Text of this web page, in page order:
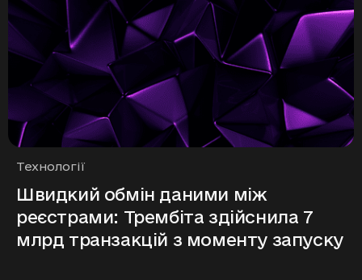
Рубрики
Технології
Швидкий обмін даними між
реєстрами: Трембіта здійснила 7
млрд транзакцій з моменту запуску